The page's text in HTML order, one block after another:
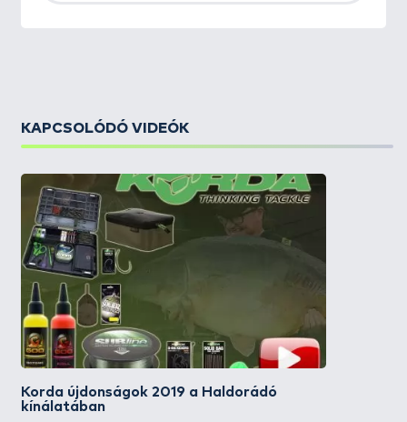
KAPCSOLÓDÓ VIDEÓK
Korda újdonságok 2019 a Haldorádó
kínálatában